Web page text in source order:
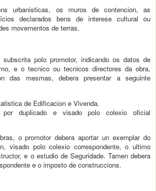
urbanisticas, os muros de contencion, as
declarados bens de interese cultural ou
movementos de terras.
polo promotor, indicando os datos de
e o tecnico ou tecnicos directores da obra,
das mesmas, debera presentar a seguinte
de Edificacion e Vivenda.
duplicado e visado polo colexio oficial
o promotor debera aportar un exemplar do
visado polo colexio correspondente, o ultimo
e o estudio de Seguridade. Tamen debera
e o imposto de construccions.